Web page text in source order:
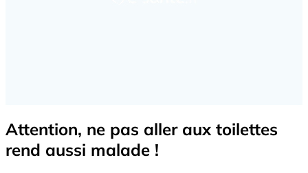
Attention, ne pas aller aux toilettes
rend aussi malade !